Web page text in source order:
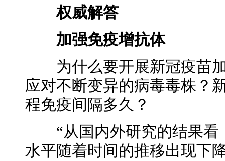
权威解答
加强免疫增抗体
为什么要开展新冠疫苗加
应对不断变异的病毒毒株？
程免疫间隔多久？
“从国内外研究的结果看
水平随着时间的推移出现下